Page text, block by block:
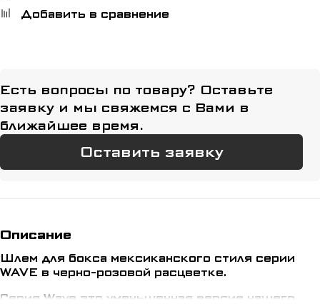
Добавить в сравнение
Есть вопросы по товару? Оставьте
заявку и мы свяжемся с Вами в
ближайшее время.
Оставить заявку
Описание
Шлем для бокса мексиканского стиля серии
WAVE в черно-розовой расцветке.
Серия Wave это уменьшенная версия нашего